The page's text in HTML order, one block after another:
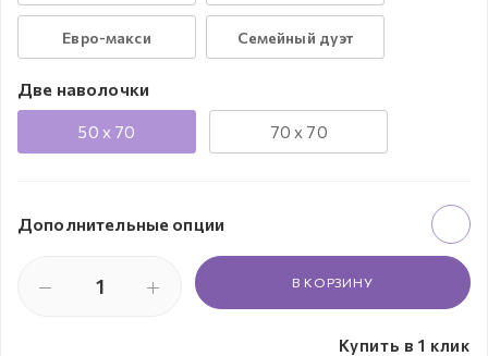
Евро-макси Семейный дуэт
Две наволочки
50 x 70 70 x 70
Дополнительные опции
В КОРЗИНУ
Купить в 1 клик